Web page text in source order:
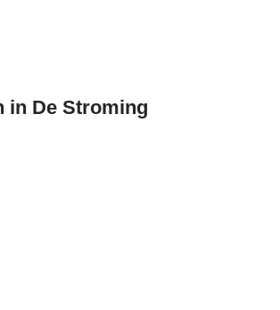
in De Stroming